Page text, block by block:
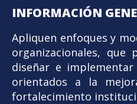
INFORMACIÓN
Apliquen enfoques y
organizacionales, que
diseñar e
orientados a la
fortalecimiento